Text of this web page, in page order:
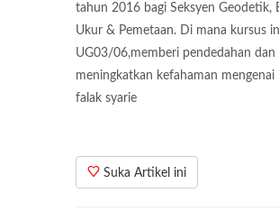
tahun 2016 bagi Seksyen Geodetik,
Ukur & Pemetaan. Di mana kursus
UG03/06,memberi pendedahan dan
meningkatkan kefahaman mengenai
falak syarie
Suka Artikel ini